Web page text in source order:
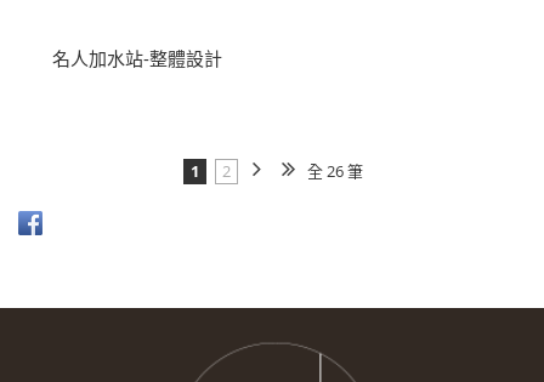
名人加水站-整體設計
1 2 全 26 筆